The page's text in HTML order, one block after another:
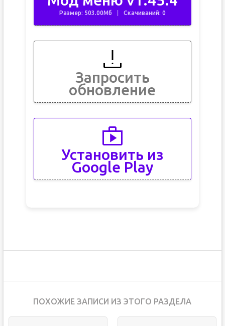
Размер: 503.00Мб Скачиваний: 0
Запросить
обновление
Установить из
Google Play
ПОХОЖИЕ ЗАПИСИ ИЗ ЭТОГО РАЗДЕЛА